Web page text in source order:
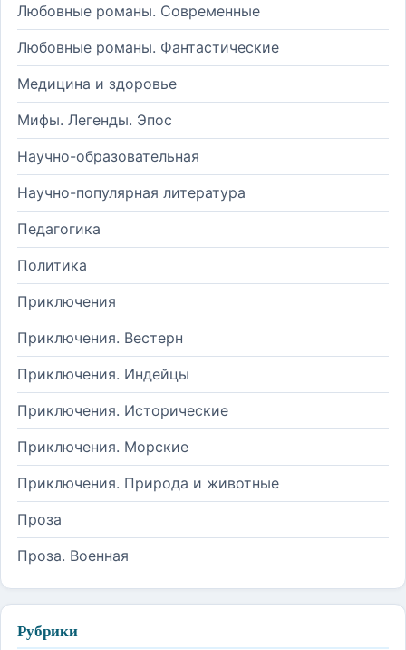
Любовные романы. Современные
Любовные романы. Фантастические
Медицина и здоровье
Мифы. Легенды. Эпос
Научно-образовательная
Научно-популярная литература
Педагогика
Политика
Приключения
Приключения. Вестерн
Приключения. Индейцы
Приключения. Исторические
Приключения. Морские
Приключения. Природа и животные
Проза
Проза. Военная
Рубрики